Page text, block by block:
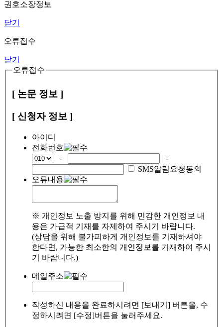
권호소장정보
닫기
오류접수
닫기
오류접수
[ 논문 정보 ]
[ 신청자 정보 ]
아이디
전화번호
-
-
SMS알림요청동의
오류내용
※ 개인정보 노출 방지를 위해 민감한 개인정보 내
용은 가급적 기재를 자제하여 주시기 바랍니다.
(상담을 위해 불가피하게 개인정보를 기재하셔야
한다면, 가능한 최소한의 개인정보를 기재하여 주시
기 바랍니다.)
메일주소
작성하신 내용을 완료하시려면 [보내기] 버튼을, 수
정하시려면 [수정]버튼을 눌러주세요.